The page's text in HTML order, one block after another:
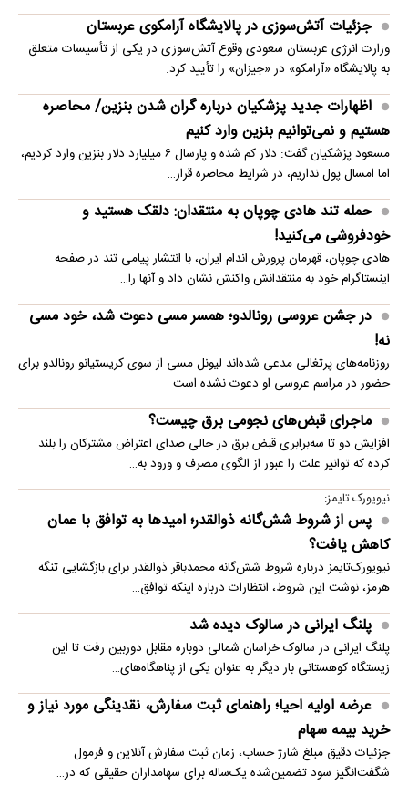
جزئیات آتش‌سوزی در پالایشگاه آرامکوی عربستان
وزارت انرژی عربستان سعودی وقوع آتش‌سوزی در یکی از تأسیسات متعلق
به پالایشگاه «آرامکو» در «جیزان» را تأیید کرد.
اظهارات جدید پزشکیان درباره گران شدن بنزین/ محاصره
هستیم و نمی‌توانیم بنزین وارد کنیم
مسعود پزشکیان گفت: دلار کم شده و پارسال ۶ میلیارد دلار بنزین وارد کردیم،
اما امسال پول نداریم، در شرایط محاصره قرار…
حمله تند هادی چوپان به منتقدان: دلقک هستید و
خودفروشی می‌کنید!
هادی چوپان، قهرمان پرورش اندام ایران، با انتشار پیامی تند در صفحه
اینستاگرام خود به منتقدانش واکنش نشان داد و آنها را…
در جشن عروسی رونالدو؛ همسر مسی دعوت شد، خود مسی
نه!
روزنامه‌های پرتغالی مدعی شده‌اند لیونل مسی از سوی کریستیانو رونالدو برای
حضور در مراسم عروسی او دعوت نشده است.
ماجرای قبض‌های نجومی برق چیست؟
افزایش دو تا سه‌برابری قبض برق در حالی صدای اعتراض مشترکان را بلند
کرده که توانیر علت را عبور از الگوی مصرف و ورود به…
نیویورک تایمز:
پس از شروط شش‌گانه ذوالقدر؛ امیدها به توافق با عمان
کاهش یافت؟
نیویورک‌تایمز درباره شروط شش‌گانه محمدباقر ذوالقدر برای بازگشایی تنگه
هرمز، نوشت این شروط، انتظارات درباره اینکه توافق…
پلنگ ایرانی در سالوک دیده شد
پلنگ ایرانی در سالوک خراسان شمالی دوباره مقابل دوربین رفت تا این
زیستگاه کوهستانی بار دیگر به عنوان یکی از پناهگاه‌های…
عرضه اولیه احیا؛ راهنمای ثبت سفارش، نقدینگی مورد نیاز و
خرید بیمه سهام
جزئیات دقیق مبلغ شارژ حساب، زمان ثبت سفارش آنلاین و فرمول
شگفت‌انگیز سود تضمین‌شده یک‌ساله برای سهامداران حقیقی که در…